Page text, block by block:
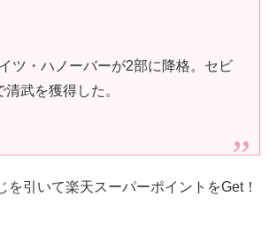
ツ・ハノーバーが2部に降格。セビ
武を獲得した。
を引いて楽天スーパーポイントをGet！